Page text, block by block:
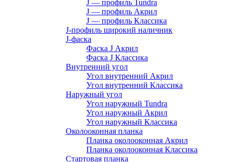
J — профиль Tundra
J — профиль Акрил
J — профиль Классика
J-профиль широкий наличник
J-фаска
Фаска J Акрил
Фаска J Классика
Внутренний угол
Угол внутренний Акрил
Угол внутренний Классика
Наружный угол
Угол наружный Tundra
Угол наружный Акрил
Угол наружный Классика
Околооконная планка
Планка околооконная Акрил
Планка околооконная Классика
Стартовая планка